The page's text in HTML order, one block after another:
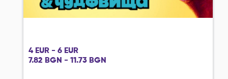
4 EUR - 6 EUR
7.82 BGN - 11.73 BGN